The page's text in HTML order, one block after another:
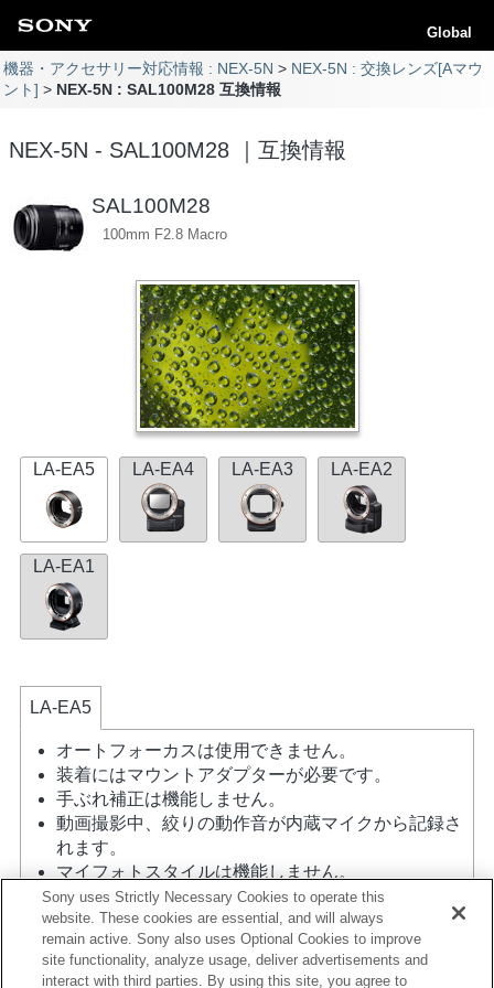
Global
機器・アクセサリー対応情報 : NEX-5N
NEX-5N : 交換レンズ[Aマウ
ント]
NEX-5N : SAL100M28 互換情報
NEX-5N - SAL100M28 ｜互換情報
SAL100M28
100mm F2.8 Macro
LA-EA5 LA-EA4 LA-EA3 LA-EA2
LA-EA1
LA-EA5
オートフォーカスは使用できません。
装着にはマウントアダプターが必要です。
手ぶれ補正は機能しません。
動画撮影中、絞りの動作音が内蔵マイクから記録さ
れます。
マイフォトスタイルは機能しません。
A（絞り優先）モード、S（シャッター優先）モー
ド、M（マニュアル）モード時以外では、動画撮影
中にシャッタースピードや絞りの設定ができませ
ん。
Sony uses Strictly Necessary Cookies to operate this
website. These cookies are essential, and will always
remain active. Sony also uses Optional Cookies to improve
site functionality, analyze usage, deliver advertisements and
interact with third parties. By using this site, you agree to